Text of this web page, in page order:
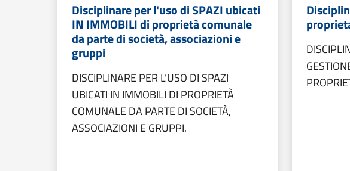
Disciplinare per l'uso di SPAZI ubicati
IN IMMOBILI di proprietà comunale
da parte di società, associazioni e
gruppi
DISCIPLINARE PER L’USO DI SPAZI
UBICATI IN IMMOBILI DI PROPRIETÀ
COMUNALE DA PARTE DI SOCIETÀ,
ASSOCIAZIONI E GRUPPI.